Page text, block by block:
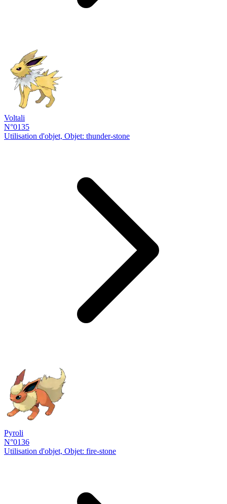
Voltali
N°0135
Utilisation d'objet, Objet: thunder-stone
Pyroli
N°0136
Utilisation d'objet, Objet: fire-stone